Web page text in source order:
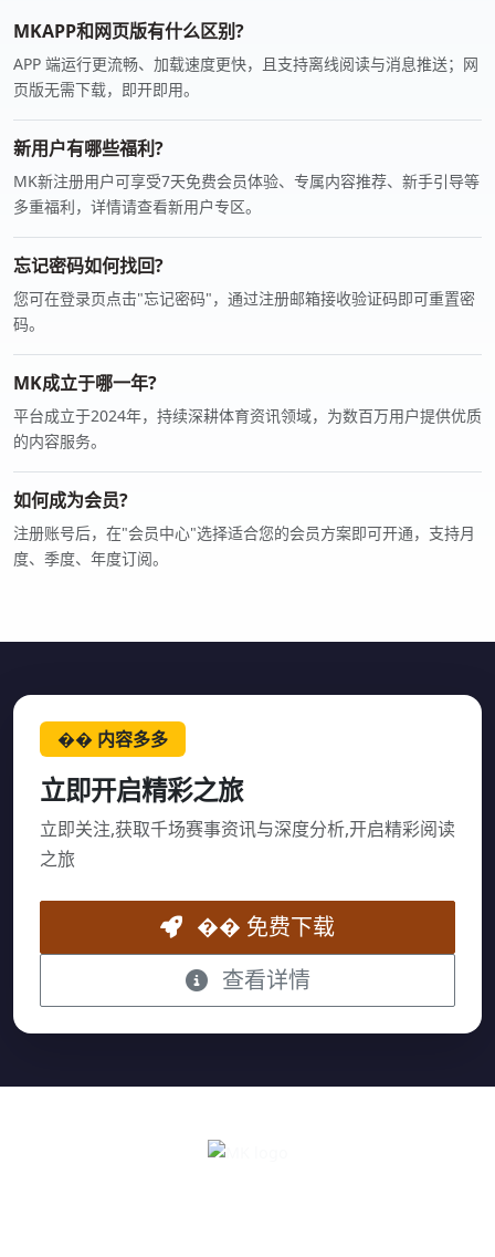
MKAPP和网页版有什么区别?
APP 端运行更流畅、加载速度更快，且支持离线阅读与消息推送；网
页版无需下载，即开即用。
新用户有哪些福利?
MK新注册用户可享受7天免费会员体验、专属内容推荐、新手引导等
多重福利，详情请查看新用户专区。
忘记密码如何找回?
您可在登录页点击"忘记密码"，通过注册邮箱接收验证码即可重置密
码。
MK成立于哪一年?
平台成立于2024年，持续深耕体育资讯领域，为数百万用户提供优质
的内容服务。
如何成为会员?
注册账号后，在"会员中心"选择适合您的会员方案即可开通，支持月
度、季度、年度订阅。
�� 内容多多
立即开启精彩之旅
立即关注,获取千场赛事资讯与深度分析,开启精彩阅读
之旅
�� 免费下载
查看详情